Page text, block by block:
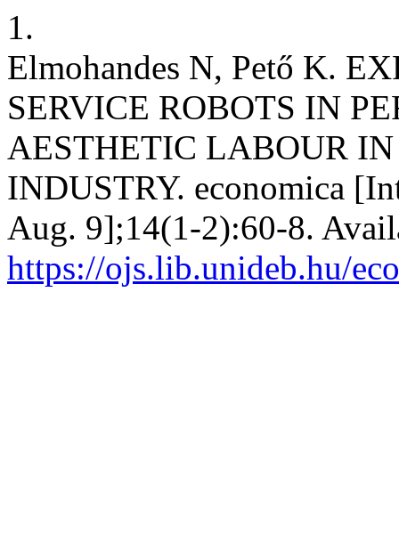
1.
Elmohandes N, Pető K.
SERVICE ROBOTS IN
AESTHETIC LABOUR
INDUSTRY. economica
Aug. 9];14(1-2):60-8.
https://ojs.lib.unideb.hu/